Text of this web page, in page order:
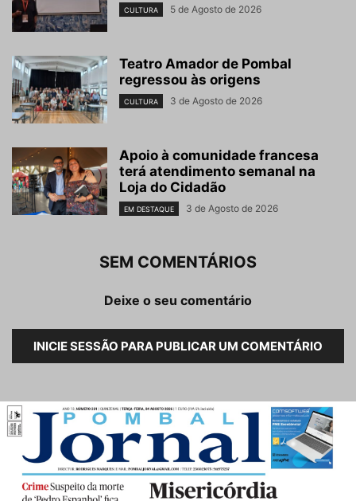
CULTURA 5 de Agosto de 2026
Teatro Amador de Pombal
regressou às origens
CULTURA 3 de Agosto de 2026
Apoio à comunidade francesa
terá atendimento semanal na
Loja do Cidadão
EM DESTAQUE 3 de Agosto de 2026
SEM COMENTÁRIOS
Deixe o seu comentário
INICIE SESSÃO PARA PUBLICAR UM COMENTÁRIO